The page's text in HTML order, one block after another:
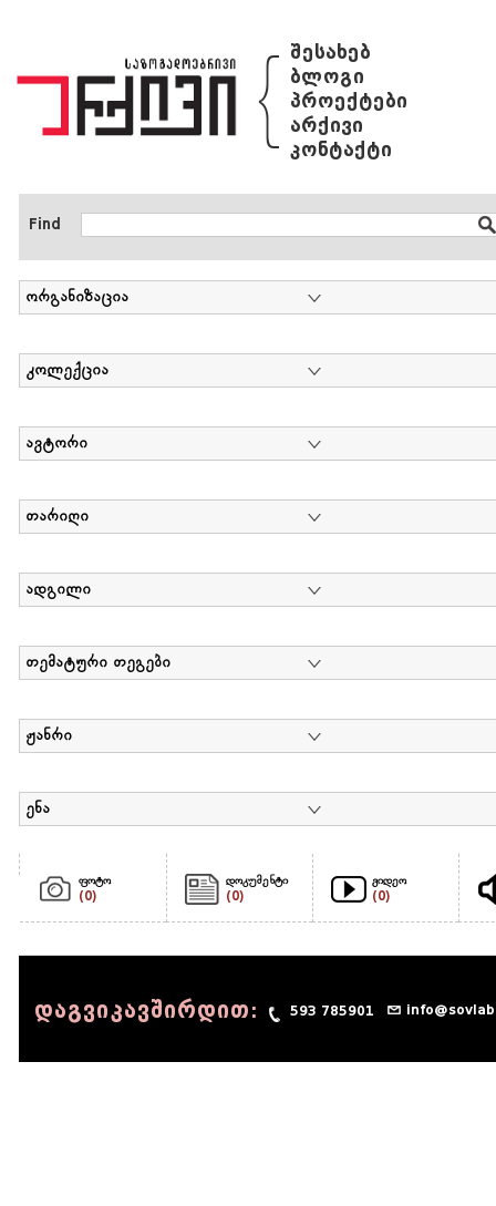
{ შესახებ
ბლოგი
პროექტები
არქივი
კონტაქტი
Find
ორგანიზაცია
კოლექცია
ავტორი
თარიღი
ადგილი
თემატური თეგები
ჟანრი
ენა
ფოტო
(0)
დოკუმენტი
(0)
ვიდეო
(0)
დაგვიკავშირდით: 593 785901